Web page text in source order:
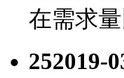
在需求
252019-